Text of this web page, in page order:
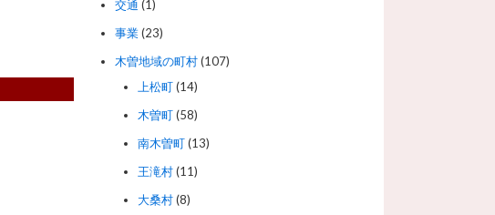
交通 (1)
事業(23)
木曽地域の町村(107)
上松町(14)
木曽町(58)
南木曽町(13)
王滝村(11)
大桑村(8)